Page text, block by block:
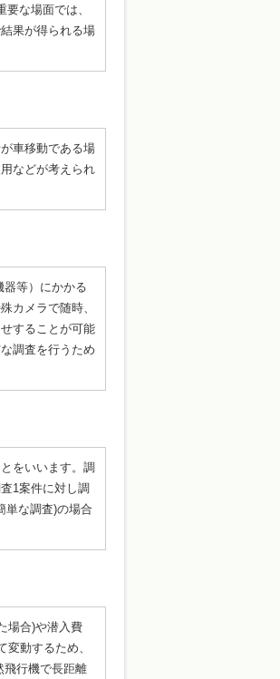
な場面では、
果が得られる場
車移動である場
などが考えられ
等）にかかる
カメラで随時、
することが可能
調査を行うため
をいいます。調
1案件に対し調
単な調査)の場合
場合)や潜入費
動するため、
飛行機で長距離